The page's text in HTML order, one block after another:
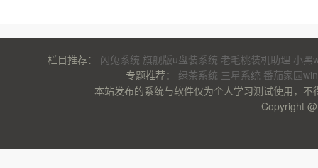
栏目推荐： 闪兔系统 旗舰版u盘装系统 老毛桃装机助理 小黑
专题推荐： 绿茶系统 三星系统 番茄家园
本站发布的系统与软件仅为个人学习测试使用，
Copyright